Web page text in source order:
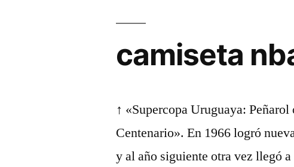
camiseta
↑ «Supercopa Uruguaya:
Centenario». En 1966 logró
y al año siguiente otra vez llegó